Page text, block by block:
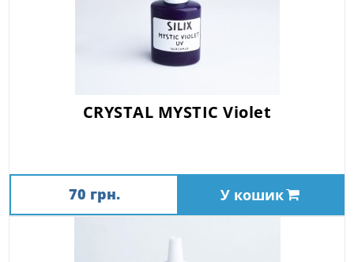
CRYSTAL MYSTIC Violet
70 грн. У кошик